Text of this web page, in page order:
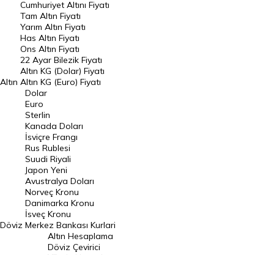
Endeksler
DÖVİZ
Döviz Kuru
Dolar Kuru
Euro Kuru
Pound Kuru
Frank Kuru
Riyal Kuru
Avustralya Doları
Danimarka Kronu Kuru
Kanada Doları Kuru
Norveç Kronu Kuru
İsveç Kronu Kuru
Altın
Cumhuriyet Altını Fiyatı
Tam Altın Fiyatı
Yarım Altın Fiyatı
Has Altın Fiyatı
Ons Altın Fiyatı
22 Ayar Bilezik Fiyatı
Altın KG (Dolar) Fiyatı
Altın KG (Euro) Fiyatı
Döviz
Dolar
Euro
Sterlin
Kanada Doları
İsviçre Frangı
Rus Rublesi
Suudi Riyali
Japon Yeni
Avustralya Doları
Norveç Kronu
Danimarka Kronu
İsveç Kronu
Merkez Bankası Kurlari
Altın Hesaplama
Döviz Çevirici